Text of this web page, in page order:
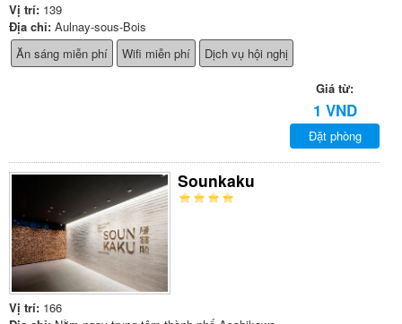
Vị trí: 139
Địa chỉ: Aulnay-sous-Bois
Ăn sáng miễn phí
Wifi miễn phí Dịch vụ hội nghị
Giá từ:
1 VND
Đặt phòng
Sounkaku
Vị trí: 166